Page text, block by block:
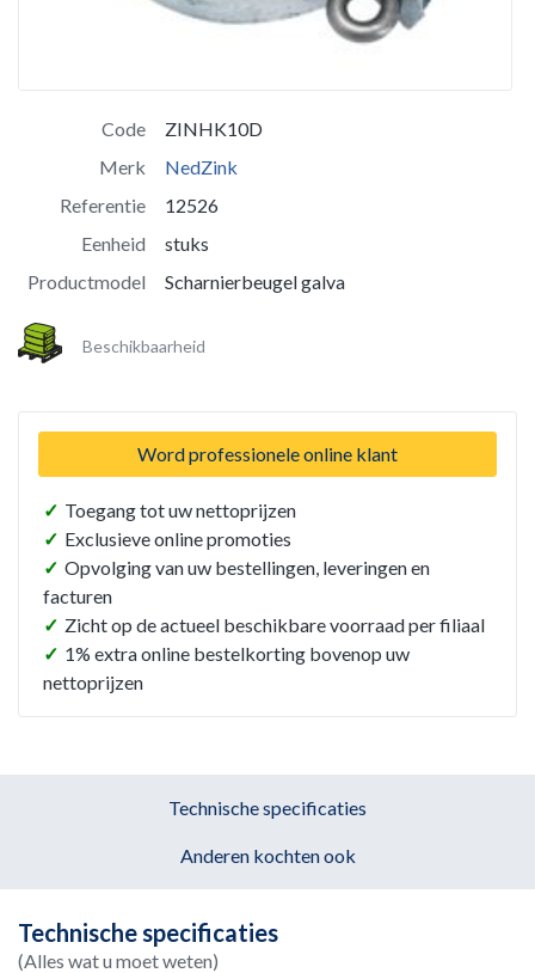
Code
ZINHK10D
Merk
NedZink
Referentie
12526
Eenheid
stuks
Productmodel
Scharnierbeugel galva
Beschikbaarheid
Word professionele online klant
✓ Toegang tot uw nettoprijzen
✓ Exclusieve online promoties
✓ Opvolging van uw bestellingen, leveringen en
facturen
✓ Zicht op de actueel beschikbare voorraad per filiaal
✓ 1% extra online bestelkorting bovenop uw
nettoprijzen
Technische specificaties
Anderen kochten ook
Technische specificaties
(Alles wat u moet weten)